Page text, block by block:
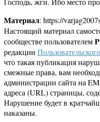
Материал: https://
Настоящий материал
сообществе пользователем
редакции
что такая публикация
смежные права, вам
администрации сайта на
адреса (URL) страницы,
Нарушение будет в
наказаны.